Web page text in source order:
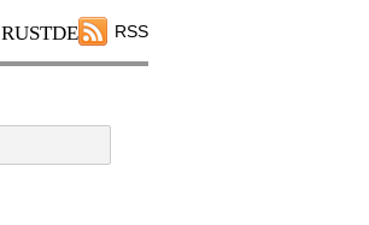
RSS
RUSTDESK